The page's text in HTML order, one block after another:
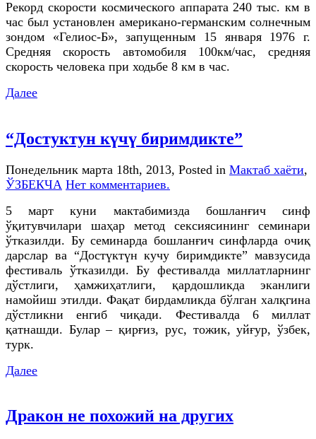
Рекорд скорости космического аппарата 240 тыс. км в
час был установлен американо-германским солнечным
зондом «Гелиос-Б», запущенным 15 января 1976 г.
Средняя скорость автомобиля 100км/час, средняя
скорость человека при ходьбе 8 км в час.
Далее
“Достуктун күчү биримдикте”
Понедельник марта 18th, 2013, Posted in Мактаб хаёти,
ЎЗБЕКЧА Нет комментариев.
5 март куни мактабимизда бошланғич синф
ўқитувчилари шаҳар метод сексиясининг семинари
ўтказилди. Бу семинарда бошланғич синфларда очиқ
дарслар ва “Достүктүн кучу биримдикте” мавзусида
фестиваль ўтказилди. Бу фестивалда миллатларнинг
дўстлиги, ҳамжиҳатлиги, қардошликда эканлиги
намойиш этилди. Фақат бирдамликда бўлган халқгина
дўстликни енгиб чиқади. Фестивалда 6 миллат
қатнашди. Булар – қирғиз, рус, тожик, уйғур, ўзбек,
турк.
Далее
Дракон не похожий на других